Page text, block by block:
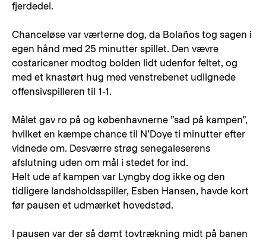
fjerdedel.
Chanceløse var værterne dog, da Bolaños tog sagen i
egen hånd med 25 minutter spillet. Den vævre
costaricaner modtog bolden lidt udenfor feltet, og
med et knastørt hug med venstrebenet udlignede
offensivspilleren til 1-1.
Målet gav ro på og københavnerne ”sad på kampen”,
hvilket en kæmpe chance til N’Doye ti minutter efter
vidnede om. Desværre strøg senegaleserens
afslutning uden om mål i stedet for ind.
Helt ude af kampen var Lyngby dog ikke og den
tidligere landsholdsspiller, Esben Hansen, havde kort
før pausen et udmærket hovedstød.
I pausen var der så dømt tovtrækning midt på banen